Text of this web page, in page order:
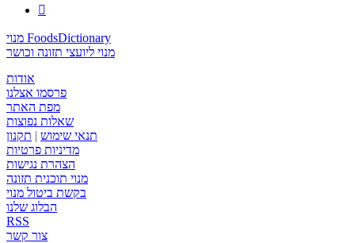

מנוי FoodsDictionary
מנוי ליועצי תזונה וכושר
אודות
פרסמו אצלנו
מפת האתר
שאלות נפוצות
תנאי שימוש | תקנון
מדיניות פרטיות
הצהרת נגישות
מנוי תוכנית תזונה
בקשת ביטול מנוי
הבלוג שלנו
RSS
צור קשר